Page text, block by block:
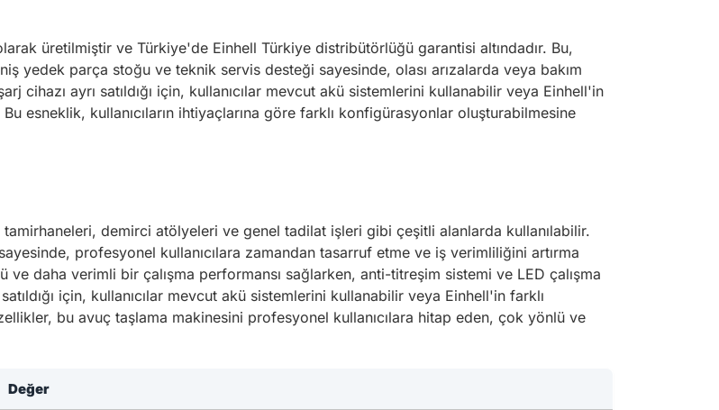
üretilmiştir ve Türkiye'de Einhell Türkiye distribütörlüğü garantisi altındadır. Bu,
yedek parça stoğu ve teknik servis desteği sayesinde, olası arızalarda veya bakım
cihazı ayrı satıldığı için, kullanıcılar mevcut akü sistemlerini kullanabilir veya Einhell'in
esneklik, kullanıcıların ihtiyaçlarına göre farklı konfigürasyonlar oluşturabilmesine
demirci atölyeleri ve genel tadilat işleri gibi çeşitli alanlarda kullanılabilir.
profesyonel kullanıcılara zamandan tasarruf etme ve iş verimliliğini artırma
ve daha verimli bir çalışma performansı sağlarken, anti-titreşim sistemi ve LED çalışma
için, kullanıcılar mevcut akü sistemlerini kullanabilir veya Einhell'in farklı
bu avuç taşlama makinesini profesyonel kullanıcılara hitap eden, çok yönlü ve
Değer